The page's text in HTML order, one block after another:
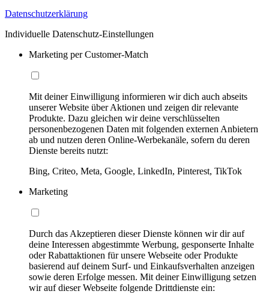
Datenschutzerklärung
Individuelle Datenschutz-Einstellungen
Marketing per Customer-Match
Mit deiner Einwilligung informieren wir dich auch abseits
unserer Website über Aktionen und zeigen dir relevante
Produkte. Dazu gleichen wir deine verschlüsselten
personenbezogenen Daten mit folgenden externen Anbietern
ab und nutzen deren Online-Werbekanäle, sofern du deren
Dienste bereits nutzt:
Bing, Criteo, Meta, Google, LinkedIn, Pinterest, TikTok
Marketing
Durch das Akzeptieren dieser Dienste können wir dir auf
deine Interessen abgestimmte Werbung, gesponserte Inhalte
oder Rabattaktionen für unsere Webseite oder Produkte
basierend auf deinem Surf- und Einkaufsverhalten anzeigen
sowie deren Erfolge messen. Mit deiner Einwilligung setzen
wir auf dieser Webseite folgende Drittdienste ein: